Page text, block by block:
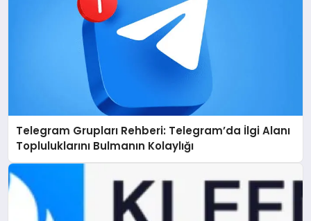
Telegram Grupları Rehberi: Telegram’da İlgi Alanı
Topluluklarını Bulmanın Kolaylığı